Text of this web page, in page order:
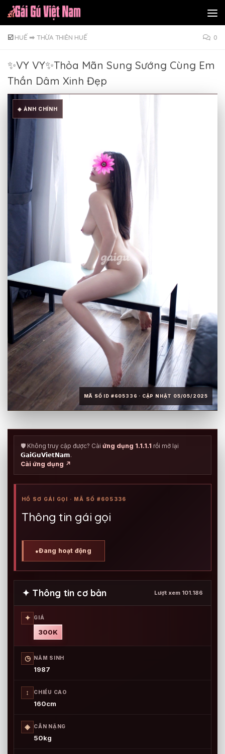
Skip to content
☑️HUẾ ➡ THỪA THIÊN HUẾ 0
✨VY VY✨Thỏa Mãn Sung Sướng Cùng Em
Thần Dâm Xinh Đẹp
◈ ẢNH CHÍNH
MÃ SỐ ID #605336 · CẬP NHẬT 05/05/2025
🛡️ Không truy cập được? Cài ứng dụng 1.1.1.1 rồi mở lại
𝗚𝗮𝗶𝗚𝘂𝗩𝗶𝗲𝘁𝗡𝗮𝗺.
Cài ứng dụng ↗
HỒ SƠ GÁI GỌI · MÃ SỐ #605336
Thông tin gái gọi
●Đang hoạt động
✦ Thông tin cơ bản Lượt xem 101.186
✦ GIÁ
300K
◷ NĂM SINH
1987
↕ CHIỀU CAO
160cm
◈ CÂN NẶNG
50kg